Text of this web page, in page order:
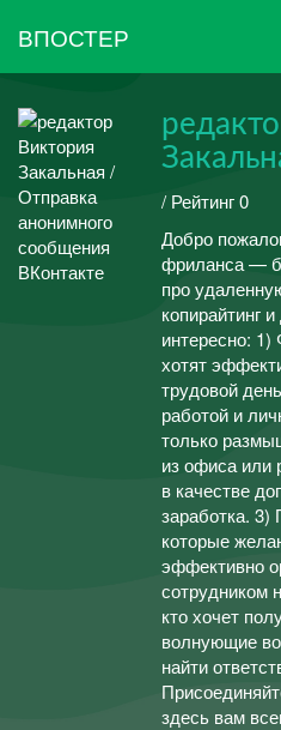
ВПОСТЕР
/ Рейтинг 0
Добро
фриланса —
про
копирайтинг
интересно:
хотят
трудовой
работой и
только
из офиса или
в качестве
заработка.
которые
эффективно
сотрудником
кто хочет
волнующие
найти
здесь вам